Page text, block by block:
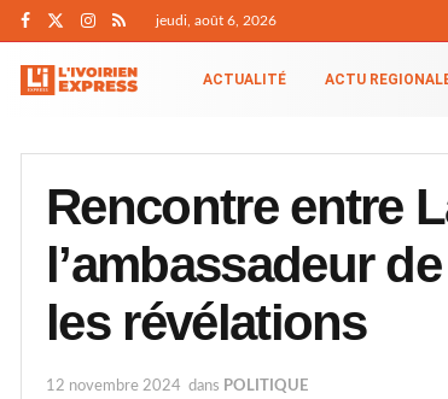
jeudi, août 6, 2026
ACTUALITÉ ACTU
Rencontre entre
l’ambassadeur
les révélations
12 novembre 2024 dans POLITIQUE